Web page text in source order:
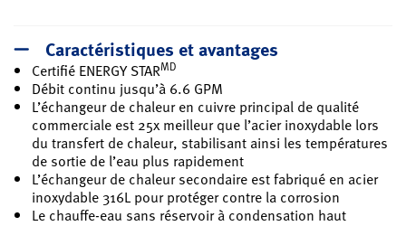
Caractéristiques et avantages
Certifié ENERGY STARMD
Débit continu jusqu’à 6.6 GPM
L’échangeur de chaleur en cuivre principal de qualité
commerciale est 25x meilleur que l’acier inoxydable lors
du transfert de chaleur, stabilisant ainsi les températures
de sortie de l’eau plus rapidement
L’échangeur de chaleur secondaire est fabriqué en acier
inoxydable 316L pour protéger contre la corrosion
Le chauffe-eau sans réservoir à condensation haut